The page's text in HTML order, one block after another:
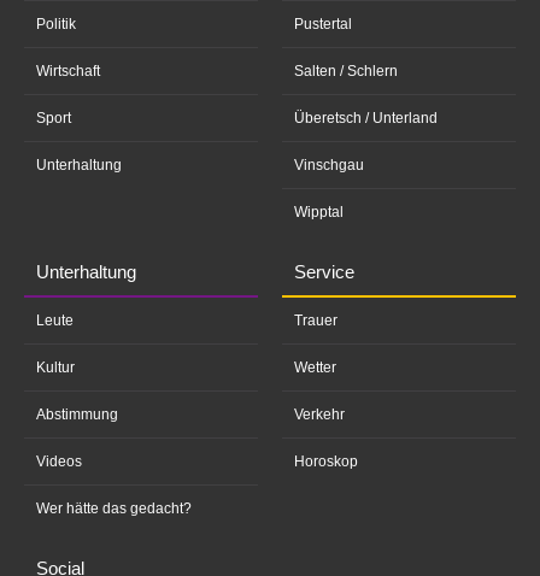
Politik
Wirtschaft
Sport
Unterhaltung
Pustertal
Salten / Schlern
Überetsch / Unterland
Vinschgau
Wipptal
Unterhaltung
Leute
Kultur
Abstimmung
Videos
Wer hätte das gedacht?
Service
Trauer
Wetter
Verkehr
Horoskop
Social